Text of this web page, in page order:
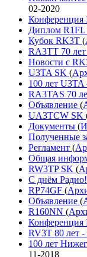
02-2020
Диплом R1FL
Кубок RK3T (
RA3TT 70
Новости с
U3TA SK (
100 лет U3TA
RA3TAS 70
Объявление (
UA3TCW SK
Документы (
Полученные
Регламент (
Общая
RW3TP SK (
С днём Радио!
RP74GF (
Объявление (
R160NN (
RV3T 80 лет
100 лет
11-2018